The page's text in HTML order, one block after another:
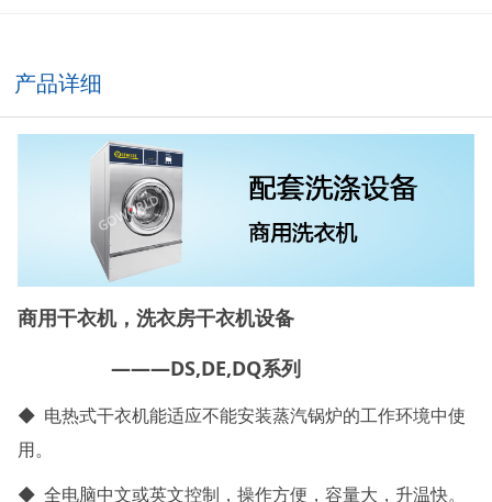
产品详细
商用干衣机，洗衣房干衣机设备
———DS,DE,DQ系列
◆ 电热式干衣机能适应不能安装蒸汽锅炉的工作环境中使
用。
◆ 全电脑中文或英文控制，操作方便，容量大，升温快。